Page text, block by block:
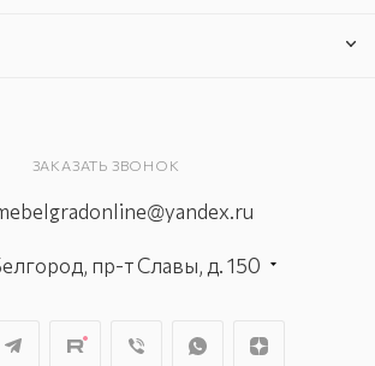
ЗАКАЗАТЬ ЗВОНОК
пр-т Славы, д. 150
пр-т Богдана